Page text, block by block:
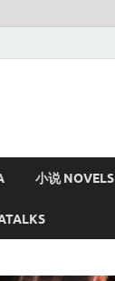
小说 NOVELS